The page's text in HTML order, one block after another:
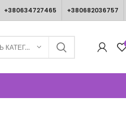
+380634727465 +380682036757
ВИБЕРІТЬ КАТЕГОРІЮ